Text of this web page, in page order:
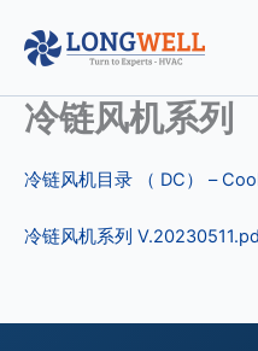
容 冷链风机系列
冷链风机目录 （ DC） –
冷链风机系列